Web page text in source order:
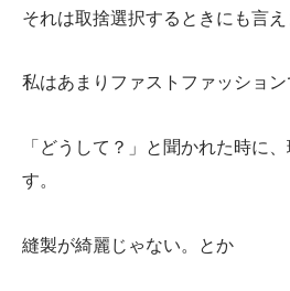
それは取捨選択するときにも言え
私はあまりファストファッション
「どうして？」と聞かれた時に
す。
縫製が綺麗じゃない。とか